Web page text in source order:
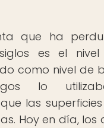
que ha
es el
como nivel de
lo
las
Hoy en día, los